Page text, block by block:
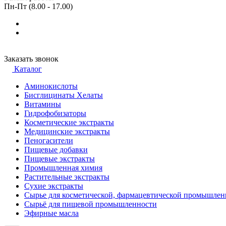
Пн-Пт (8.00 - 17.00)
Заказать звонок
Каталог
Аминокислоты
Бисглицинаты Хелаты
Витамины
Гидрофобизаторы
Косметические экстракты
Медицинские экстракты
Пеногасители
Пищевые добавки
Пищевые экстракты
Промышленная химия
Растительные экстракты
Сухие экстракты
Сырье для косметической, фармацевтической
Сырьё для пищевой промышленности
Эфирные масла